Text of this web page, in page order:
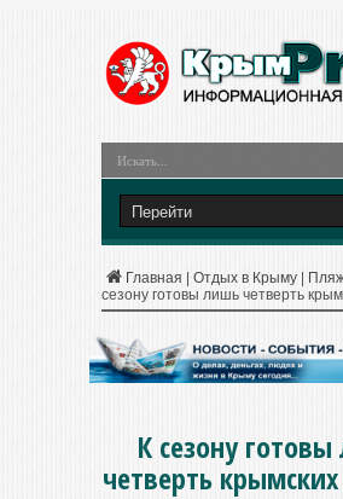
Главная Отдых в Крыму
сезону готовы лишь четверть
К сезону
четверть